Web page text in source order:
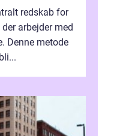
redskab for
arbejder med
Denne metode